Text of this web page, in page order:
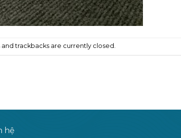
trackbacks are currently closed.
hệ